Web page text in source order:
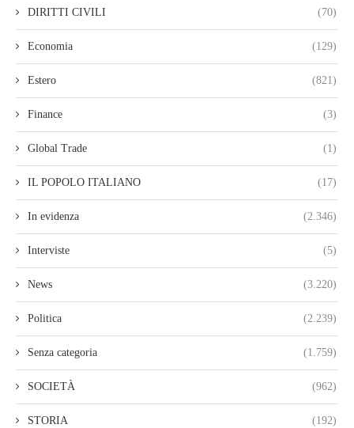
DIRITTI CIVILI (70)
Economia (129)
Estero (821)
Finance (3)
Global Trade (1)
IL POPOLO ITALIANO (17)
In evidenza (2.346)
Interviste (5)
News (3.220)
Politica (2.239)
Senza categoria (1.759)
SOCIETÀ (962)
STORIA (192)